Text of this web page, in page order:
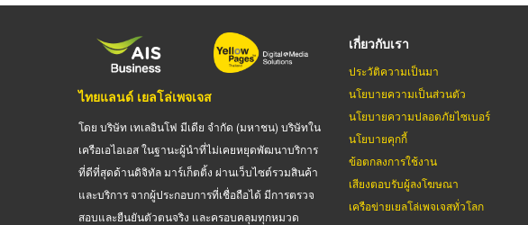
ไทยแลนด์ เยลโล่เพจเจส
โดย บริษัท เทเลอินโฟ มีเดีย จำกัด (มหาชน) บริษัทใน
เครือเอไอเอส ในฐานะผู้นำที่ไม่เคยหยุดพัฒนาบริการ
ที่ดีที่สุดด้านดิจิทัล มาร์เก็ตติ้ง ผ่านเว็บไซต์รวมสินค้า
และบริการ จากผู้ประกอบการที่เชื่อถือได้ มีการตรวจ
สอบและยืนยันตัวตนจริง และครอบคลุมทุกหมวด
เกี่ยวกับเรา
ประวัติความเป็นมา
นโยบายความเป็นส่วนตัว
นโยบายความปลอดภัยไซเบอร์
นโยบายคุกกี้
ข้อตกลงการใช้งาน
เสียงตอบรับผู้ลงโฆษณา
เครือข่ายเยลโล่เพจเจสทั่วโลก